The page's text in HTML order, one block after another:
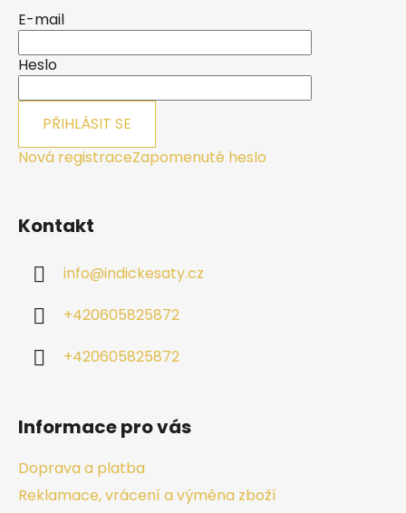
E-mail
Heslo
PŘIHLÁSIT SE
Nová registraceZapomenuté heslo
Kontakt
info@indickesaty.cz
+420605825872
+420605825872
Informace pro vás
Doprava a platba
Reklamace, vrácení a výměna zboží